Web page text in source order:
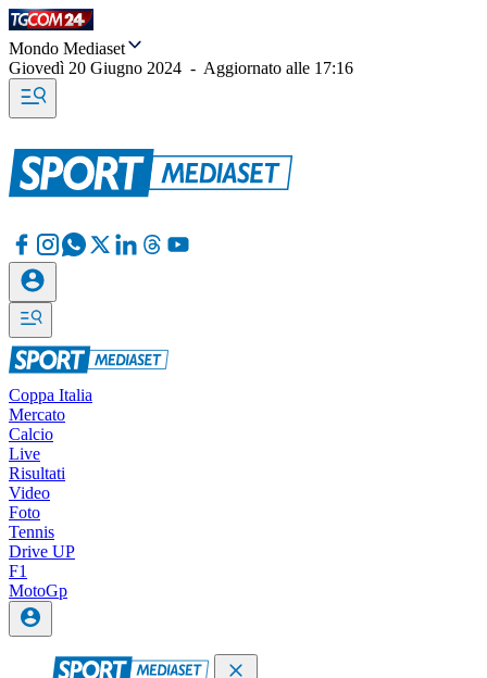
Mondo Mediaset
Giovedì 20 Giugno 2024 - Aggiornato alle 17:16
Coppa Italia
Mercato
Calcio
Live
Risultati
Video
Foto
Tennis
Drive UP
F1
MotoGp